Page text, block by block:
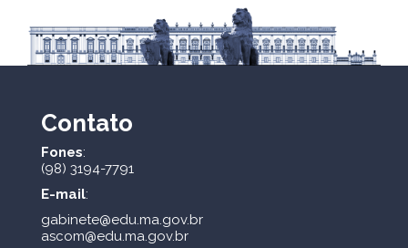
Contato
Fones:
(98) 3194-7791
E-mail:
gabinete@edu.ma.gov.br
ascom@edu.ma.gov.br